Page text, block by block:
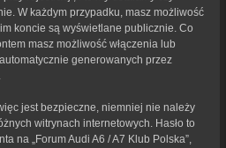
W każdym przypadku, masz możliwość
koncie są wyświetlane publicznie. Co
masz możliwość włączenia lub
generowanych przez
jest bezpieczne, niemniej nie należy
witrynach internetowych. Hasło to
na „Forum Audi A6 / A7 Klub Polska”,